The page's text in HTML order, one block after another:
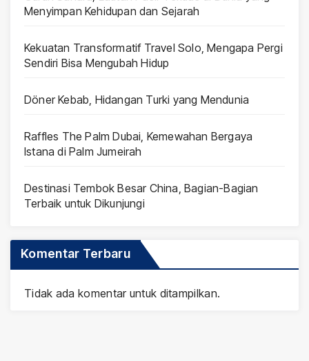
Menyimpan Kehidupan dan Sejarah
Kekuatan Transformatif Travel Solo, Mengapa Pergi
Sendiri Bisa Mengubah Hidup
Döner Kebab, Hidangan Turki yang Mendunia
Raffles The Palm Dubai, Kemewahan Bergaya
Istana di Palm Jumeirah
Destinasi Tembok Besar China, Bagian-Bagian
Terbaik untuk Dikunjungi
Komentar Terbaru
Tidak ada komentar untuk ditampilkan.